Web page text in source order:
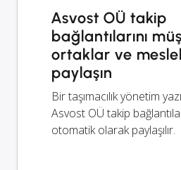
Asvost OÜ takip
bağlantılarını
ortaklar ve
paylaşın
Bir taşımacılık yönetim
Asvost OÜ takip
otomatik olarak paylaşılır.